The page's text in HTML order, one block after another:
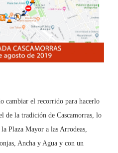
cambiar el recorrido para hacerlo
de la tradición de Cascamorras, lo
Plaza Mayor a las Arrodeas,
Ancha y Agua y con un